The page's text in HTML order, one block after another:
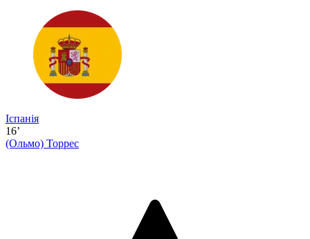
Іспанія
16’
(Ольмо) Торрес